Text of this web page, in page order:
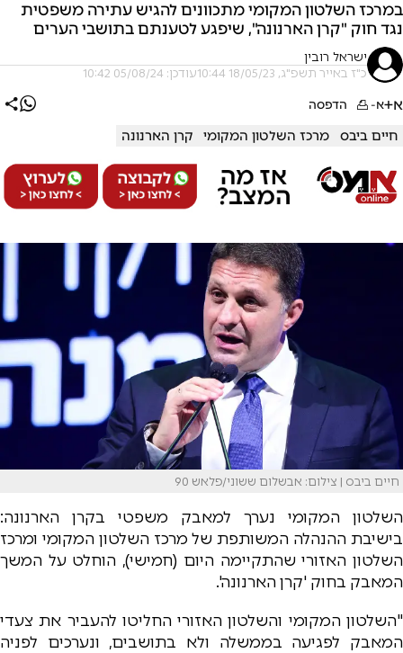
במרכז השלטון המקומי מתכוונים להגיש עתירה משפטית
נגד חוק "קרן הארנונה", שיפגע לטענתם בתושבי הערים
ישראל רובין
כ"ז באייר תשפ"ג, 18/05/23 10:44 עודכן: 05/08/24 10:42
א+א- הדפסה
חיים ביבס מרכז השלטון המקומי קרן הארנונה
חיים ביבס | צילום: אבשלום ששוני/פלאש 90
השלטון המקומי נערך למאבק משפטי בקרן הארנונה:
בישיבת ההנהלה המשותפת של מרכז השלטון המקומי ומרכז
השלטון האזורי שהתקיימה היום (חמישי), הוחלט על המשך
המאבק בחוק 'קרן הארנונה'.
"השלטון המקומי והשלטון האזורי החליטו להעביר את צעדי
המאבק לפגיעה בממשלה ולא בתושבים, ונערכים לפניה